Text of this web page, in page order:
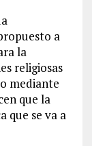
a
la
religiosas
mediante
que la
que se va a